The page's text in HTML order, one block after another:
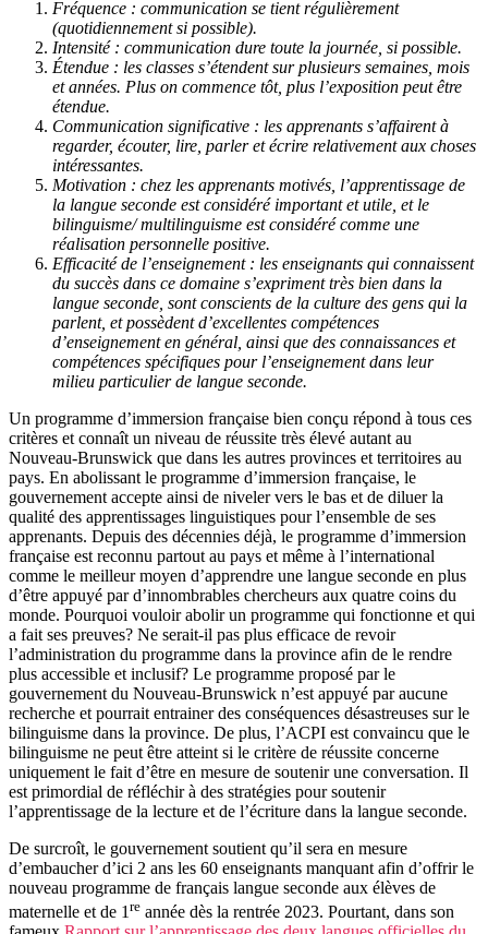
Fréquence : communication se tient régulièrement
(quotidiennement si possible).
Intensité : communication dure toute la journée, si possible.
Étendue : les classes s’étendent sur plusieurs semaines, mois
et années. Plus on commence tôt, plus l’exposition peut être
étendue.
Communication significative : les apprenants s’affairent à
regarder, écouter, lire, parler et écrire relativement aux choses
intéressantes.
Motivation : chez les apprenants motivés, l’apprentissage de
la langue seconde est considéré important et utile, et le
bilinguisme/ multilinguisme est considéré comme une
réalisation personnelle positive.
Efficacité de l’enseignement : les enseignants qui connaissent
du succès dans ce domaine s’expriment très bien dans la
langue seconde, sont conscients de la culture des gens qui la
parlent, et possèdent d’excellentes compétences
d’enseignement en général, ainsi que des connaissances et
compétences spécifiques pour l’enseignement dans leur
milieu particulier de langue seconde.
Un programme d’immersion française bien conçu répond à tous ces
critères et connaît un niveau de réussite très élevé autant au
Nouveau-Brunswick que dans les autres provinces et territoires au
pays. En abolissant le programme d’immersion française, le
gouvernement accepte ainsi de niveler vers le bas et de diluer la
qualité des apprentissages linguistiques pour l’ensemble de ses
apprenants. Depuis des décennies déjà, le programme d’immersion
française est reconnu partout au pays et même à l’international
comme le meilleur moyen d’apprendre une langue seconde en plus
d’être appuyé par d’innombrables chercheurs aux quatre coins du
monde. Pourquoi vouloir abolir un programme qui fonctionne et qui
a fait ses preuves? Ne serait-il pas plus efficace de revoir
l’administration du programme dans la province afin de le rendre
plus accessible et inclusif? Le programme proposé par le
gouvernement du Nouveau-Brunswick n’est appuyé par aucune
recherche et pourrait entrainer des conséquences désastreuses sur le
bilinguisme dans la province. De plus, l’ACPI est convaincu que le
bilinguisme ne peut être atteint si le critère de réussite concerne
uniquement le fait d’être en mesure de soutenir une conversation. Il
est primordial de réfléchir à des stratégies pour soutenir
l’apprentissage de la lecture et de l’écriture dans la langue seconde.
De surcroît, le gouvernement soutient qu’il sera en mesure
d’embaucher d’ici 2 ans les 60 enseignants manquant afin d’offrir le
nouveau programme de français langue seconde aux élèves de
maternelle et de 1 re année dès la rentrée 2023. Pourtant, dans son